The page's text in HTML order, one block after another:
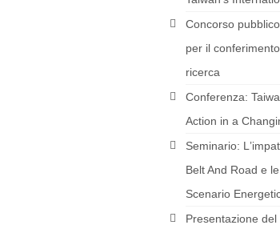
Concorso
per il
ricerca
Conferenza:
Action in a
Seminario:
Belt And Road e
Scenario
Presentazione del